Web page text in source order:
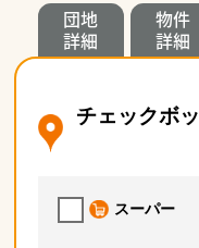
団地
詳細
物件
詳細
チェックボ
スーパー